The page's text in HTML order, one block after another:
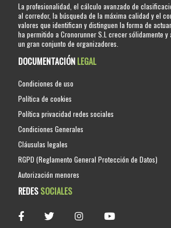
La profesionalidad, el cálculo avanzado de
al corredor, la búsqueda de la máxima calidad y el
valores que identifican y distinguen la forma de
ha permitido a Cronorunner S.L crecer sólidamente
un gran conjunto de organizadores.
DOCUMENTACIÓNLEGAL
Condiciones de uso
Política de cookies
Política privacidad redes sociales
Condiciones Generales
Cláusulas legales
RGPD (Reglamento General Protección de Datos)
Autorización menores
REDESSOCIALES